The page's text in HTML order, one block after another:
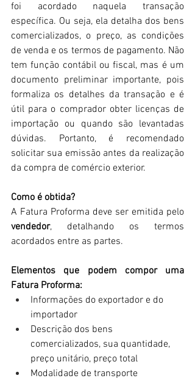
foi acordado naquela transação
específica. Ou seja, ela detalha dos bens
comercializados, o preço, as condições
de venda e os termos de pagamento. Não
tem função contábil ou fiscal, mas é um
documento preliminar importante, pois
formaliza os detalhes da transação e é
útil para o comprador obter licenças de
importação ou quando são levantadas
dúvidas. Portanto, é recomendado
solicitar sua emissão antes da realização
da compra de comércio exterior.
Como é obtida?
vendedor, detalhando os termos
acordados entre as partes.
Elementos que podem compor uma
Fatura Proforma:
Informações do exportador e do
importador
Descrição dos bens
comercializados, sua quantidade,
preço unitário, preço total
Modalidade de transporte